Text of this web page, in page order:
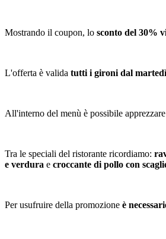
Mostrando il coupon, lo sconto del 30%
L'offerta è valida tutti i gironi dal
All'interno del menù è possibile
Tra le speciali del ristorante ricordiamo:
e verdura e croccante di pollo con
Per usufruire della promozione è